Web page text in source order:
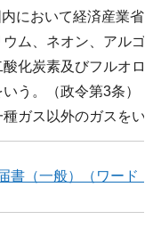
において経済産業省
ム、ネオン、アルゴ
化炭素及びフルオロ
う。（政令第3条）
ガス以外のガスをい
書（一般）（ワード